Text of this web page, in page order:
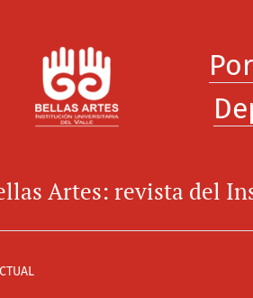
del Instituto
Artes: revista del